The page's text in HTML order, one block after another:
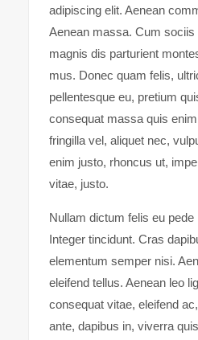
adipiscing elit. Aenean
Aenean massa. Cum sociis
magnis dis parturient
mus. Donec quam felis,
pellentesque eu, pretium
consequat massa quis
fringilla vel, aliquet nec,
enim justo, rhoncus ut,
vitae, justo.
Nullam dictum felis eu pede
Integer tincidunt. Cras
elementum semper nisi.
eleifend tellus. Aenean leo
consequat vitae, eleifend
ante, dapibus in, viverra